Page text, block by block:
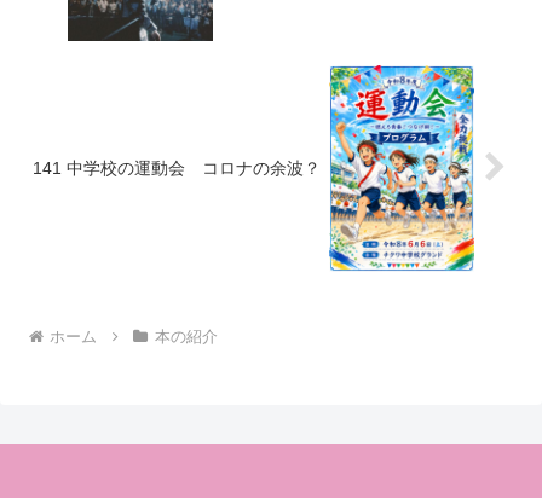
141 中学校の運動会 コロナの余波？
ホーム 本の紹介